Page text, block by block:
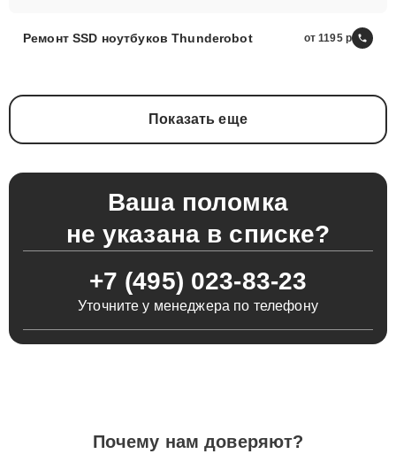
Ремонт SSD ноутбуков Thunderobot от 1195
Показать еще
Ваша поломка
не указана в списке?
+7 (495) 023-83-23
Уточните у менеджера по телефону
Почему нам доверяют?